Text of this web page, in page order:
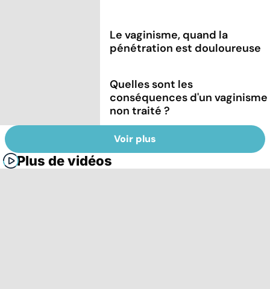
Le vaginisme, quand la
pénétration est douloureuse
Quelles sont les
conséquences d'un vaginisme
non traité ?
Voir plus
Plus de vidéos